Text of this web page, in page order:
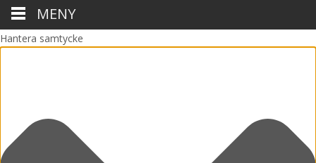
Hantera samtycke
MENY